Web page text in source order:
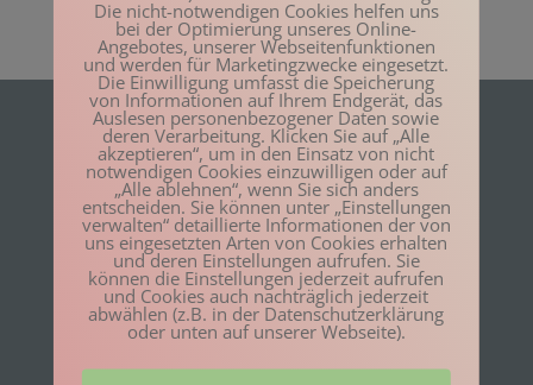
Über uns
Im Institut finden Sie Expertinnen und
Experten, die Ihnen mit ihren
Kompetenzen zur Seite stehen. Alle
sind ausgebildete Mediatoren und
Coaches und verfügen über
Die nicht-notwendigen Cookies helfen uns
bei der Optimierung unseres Online-
Angebotes, unserer Webseitenfunktionen
und werden für Marketingzwecke eingesetzt.
Die Einwilligung umfasst die Speicherung
von Informationen auf Ihrem Endgerät, das
Auslesen personenbezogener Daten sowie
deren Verarbeitung. Klicken Sie auf „Alle
akzeptieren“, um in den Einsatz von nicht
notwendigen Cookies einzuwilligen oder auf
„Alle ablehnen“, wenn Sie sich anders
entscheiden. Sie können unter „Einstellungen
verwalten“ detaillierte Informationen der von
uns eingesetzten Arten von Cookies erhalten
und deren Einstellungen aufrufen. Sie
können die Einstellungen jederzeit aufrufen
und Cookies auch nachträglich jederzeit
abwählen (z.B. in der Datenschutzerklärung
oder unten auf unserer Webseite).